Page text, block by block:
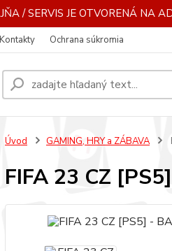
/ SERVIS JE OTVORENÁ NA
Kontakty Ochrana súkromia
Úvod GAMING, HRY a ZÁBAVA
FIFA 23 CZ